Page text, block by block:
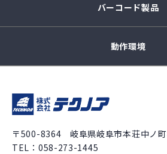
バーコード製品
動作環境
〒500-8364 岐阜県岐阜市本荘中ノ
TEL： 058-273-1445